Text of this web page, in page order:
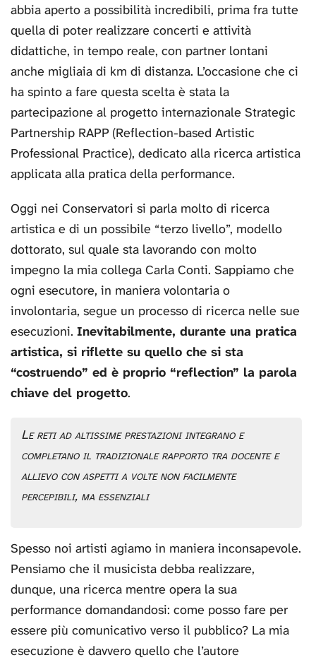
abbia aperto a possibilità incredibili, prima fra tutte
quella di poter realizzare concerti e attività
didattiche, in tempo reale, con partner lontani
anche migliaia di km di distanza. L’occasione che ci
ha spinto a fare questa scelta è stata la
partecipazione al progetto internazionale Strategic
Partnership RAPP (Reflection-based Artistic
Professional Practice), dedicato alla ricerca artistica
applicata alla pratica della performance.
Oggi nei Conservatori si parla molto di ricerca
artistica e di un possibile “terzo livello”, modello
dottorato, sul quale sta lavorando con molto
impegno la mia collega Carla Conti. Sappiamo che
ogni esecutore, in maniera volontaria o
involontaria, segue un processo di ricerca nelle sue
esecuzioni. Inevitabilmente, durante una pratica
artistica, si riflette su quello che si sta
“costruendo” ed è proprio “reflection” la parola
chiave del progetto.
Le reti ad altissime prestazioni integrano e
completano il tradizionale rapporto tra docente e
allievo con aspetti a volte non facilmente
percepibili, ma essenziali
Spesso noi artisti agiamo in maniera inconsapevole.
Pensiamo che il musicista debba realizzare,
dunque, una ricerca mentre opera la sua
performance domandandosi: come posso fare per
essere più comunicativo verso il pubblico? La mia
esecuzione è davvero quello che l’autore